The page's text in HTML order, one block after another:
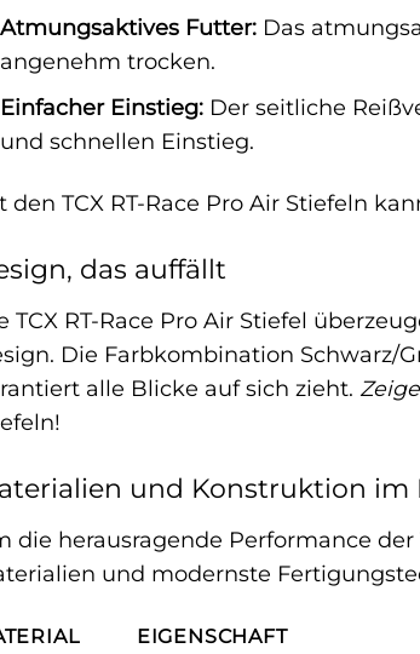
Atmungsaktives Futter:Das
angenehm trocken.
Einfacher Einstieg:Der seitliche
und schnellen Einstieg.
den TCX RT-Race Pro Air Stiefeln
das auffällt
TCX RT-Race Pro Air Stiefel
Die Farbkombination Schwarz/
alle Blicke auf sich zieht.
und Konstruktion im
die herausragende Performance
und modernste
EIGENSCHAFT